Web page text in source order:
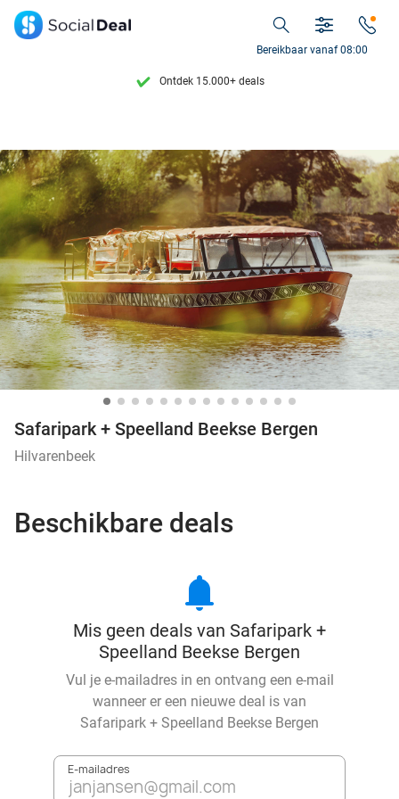
Ontdek 15.000+ deals
10+ miljoen leden
9,4 op basis van206.128 reviews
Ontdek 15.000+ deals
7 dagen per week beschikbaar
10+ miljoen leden
Bereikbaar vanaf 08:00
 Safaripark + Speelland Beekse Bergen
Safaripark + Speelland Beekse Bergen
Hilvarenbeek
Beschikbare deals
notifications
Mis geen deals van Safaripark +
Speelland Beekse Bergen
Vul je e-mailadres in en ontvang een e-mail
wanneer er een nieuwe deal is van
Safaripark + Speelland Beekse Bergen
E-mailadres